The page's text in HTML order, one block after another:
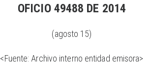
OFICIO 49488 DE 2014
(agosto 15)
<Fuente: Archivo interno entidad emisora>